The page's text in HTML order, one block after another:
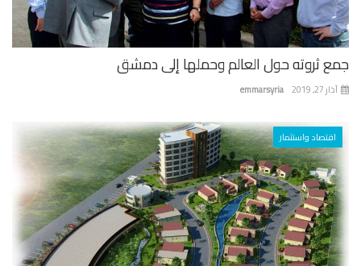
ثروته حول العالم وحملها إلى دمشق
emmarsyria 27, 2019
اقتصاد واستثمار